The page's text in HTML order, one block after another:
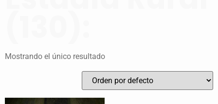
Mostrando el único resultado